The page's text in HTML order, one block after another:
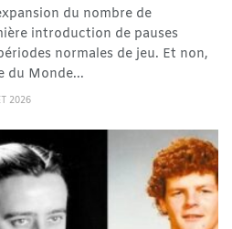
du nombre de
introduction de pauses
normales de jeu. Et non,
du Monde...
2026